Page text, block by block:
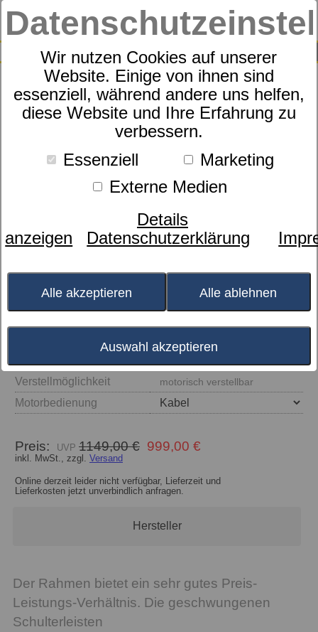
Wir nutzen Cookies auf unserer
Website. Einige von ihnen sind
essenziell, während andere uns helfen,
diese Website und Ihre Erfahrung zu
verbessern.
Essenziell
Marketing
Externe Medien
Details
anzeigen
Datenschutzerklärung
Alle akzeptieren Alle ablehnen
Auswahl akzeptieren
SUCHE
0
Motorrahmen Sympathica
Verstellmöglichkeit
motorisch verstellbar
Motorbedienung
Preis: 1149,00 € 999,00 €
inkl. MwSt., zzgl. Versand
Online derzeit leider nicht verfügbar, Lieferzeit und
Lieferkosten jetzt unverbindlich anfragen.
Hersteller
Der Rahmen bietet ein sehr gutes Preis-
Leistungs-Verhältnis. Die geschwungenen
Schulterleisten